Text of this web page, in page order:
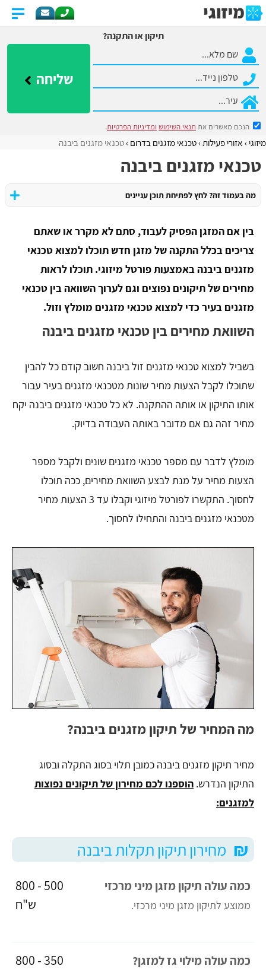
תיקון או התקנה?
שליחה
הנכם מאשרים את תנאי השימוש ומדיניות הפרטיות.
מיזוגי אזורי פעילות ​טכנאי מזגנים בדרום ​טכנאי מזגנים ביבנה
​טכנאי מזגנים ביבנה
מה בעמוד זה? לחץ לפתיחת תוכן עניינים
בין אם המזגן הפסיק לעבוד, סתם לא מקרר או שאתם
צריכים בכלל התקנה של מזגן חדש תוכלו למצוא טכנאי
מזגנים ביבנה באמצעות פורטל מיזוגי. תוכלו לראות
מחירים של תיקונים נפוצים וגם לערוך השוואה בין טכנאי
מזגנים בעיר כדי למצוא טכנאי מזגנים מומלץ וזול.
השוואת מחירים בין טכנאי מזגנים ביבנה
בשביל למצוא טכנאי מזגנים זול ביבנה חשוב קודם כל להבין
שתוכלו לקבל הצעות מחיר שונות מטכנאי מזגנים בעיר עבור
אותו התיקון או אותה ההתקנה. לא כל טכנאי מזגנים ביבנה יקח
מחיר זהה גם אם מדובר באותה העבודה בדיוק.
מומלץ לדבר עם מספר טכנאי מזגנים שונים ולקבל מספר
הצעות מחיר על מנת לבצע השוואת מחירים, ככה תוכלו
לחסוך. התקשרו לפורטל מיזוגי וקבלו עד 3 הצעות מחיר
מטכנאי מזגנים ביבנה והתחילו לחסוך.
מה המחיר של תיקון מזגנים ביבנה?
מחיר תיקון מזגנים ביבנה כמובן תלוי בסוג התקלה ובסוג
התיקון הנדרש. הוספנו לכם מחירון של תיקונים נפוצות
למזגנים:
₪ מחירון תיקון תקלות ביבנה
כמה עולה תיקון מזגן מיני מרכזי
ממוצע לתיקון מזגן מיני מרכזי.
500 - 800
ש"ח
כמה עולה מילוי גז למזגן?
350 - 800